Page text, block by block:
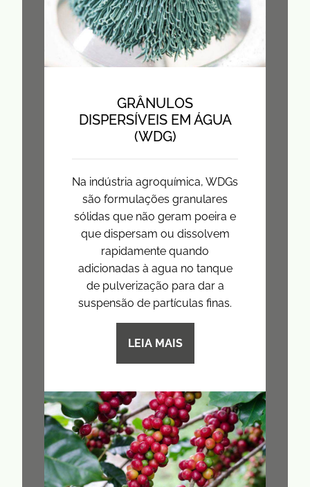
GRÂNULOS
DISPERSÍVEIS EM ÁGUA
(WDG)
Na indústria agroquímica, WDGs
são formulações granulares
sólidas que não geram poeira e
que dispersam ou dissolvem
rapidamente quando
adicionadas à agua no tanque
de pulverização para dar a
suspensão de partículas finas.
LEIA MAIS